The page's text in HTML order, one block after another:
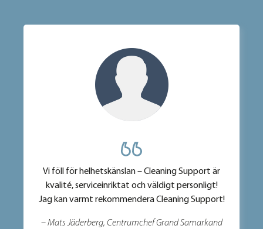
Vi föll för helhetskänslan – Cleaning Support är
kvalité, serviceinriktat och väldigt personligt!
Jag kan varmt rekommendera Cleaning Support!
– Mats Jäderberg, Centrumchef Grand Samarkand